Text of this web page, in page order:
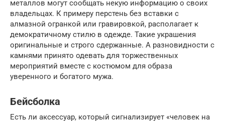
металлов могут сообщать некую информацию о своих
владельцах. К примеру перстень без вставки с
алмазной огранкой или гравировкой, располагает к
демократичному стилю в одежде. Такие украшения
оригинальные и строго сдержанные. А разновидности с
камнями принято одевать для торжественных
мероприятий вместе с костюмом для образа
уверенного и богатого мужа.
Бейсболка
Есть ли аксессуар, который сигнализирует «человек на